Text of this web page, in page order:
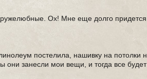
Ох! Мне еще долго придется
постелила, нашивку на потолки
они занесли мои вещи, и тогда все будет